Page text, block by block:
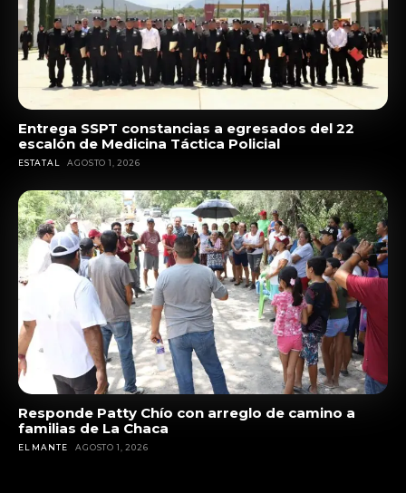
Entrega SSPT constancias a egresados del 22
escalón de Medicina Táctica Policial
ESTATAL AGOSTO 1, 2026
Responde Patty Chío con arreglo de camino a
familias de La Chaca
EL MANTE AGOSTO 1, 2026